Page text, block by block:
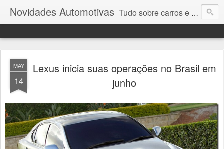
Novidades Automotivas Tudo sobre carros e motores
MAY
14
Lexus inicia suas operações no Brasil em
junho